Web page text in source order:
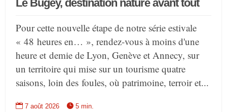
Le Bugey, destination nature avant tout
Pour cette nouvelle étape de notre série estivale
« 48 heures en… », rendez-vous à moins d'une
heure et demie de Lyon, Genève et Annecy, sur
un territoire qui mise sur un tourisme quatre
saisons, loin des foules, où patrimoine, terroir et...
 7 août 2026  5 min.